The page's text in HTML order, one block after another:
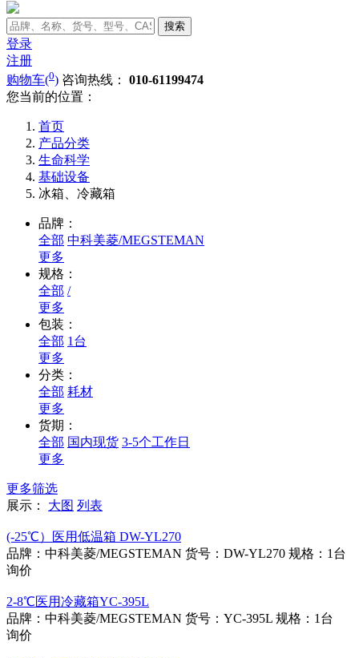
搜索
登录
注册
购物车(0) 咨询热线： 010-61199474
您当前的位置：
首页
产品分类
生命科学
基础设备
冰箱、冷藏箱
品牌：
全部 中科美菱/MEGSTEMAN
更多
规格：
全部 /
更多
包装：
全部 1台
更多
分类：
全部 耗材
更多
货期：
全部 国内现货 3-5个工作日
更多
更多筛选
展示：
大图 列表
(-25℃）医用低温箱 DW-YL270
品牌：中科美菱/MEGSTEMAN 货号：DW-YL270 规格：1台
询价
2-8℃医用冷藏箱YC-395L
品牌：中科美菱/MEGSTEMAN 货号：YC-395L 规格：1台
询价